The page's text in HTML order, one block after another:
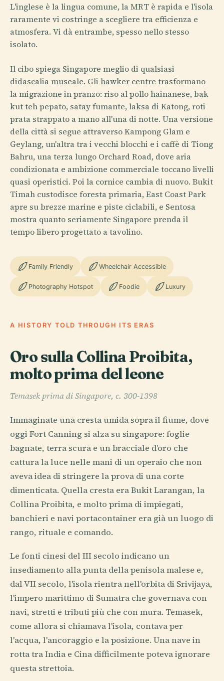
L'inglese è la lingua comune, la MRT è rapida e l'isola
raramente vi costringe a scegliere tra efficienza e
atmosfera. Vi dà entrambe, spesso nello stesso
isolato.
Il cibo spiega Singapore meglio di qualsiasi
didascalia museale. Gli hawker centre trasformano
la migrazione in pranzo: riso al pollo hainanese, bak
kut teh pepato, satay fumante, laksa di Katong, roti
prata strappato a mano all'una di notte. Una versione
della città si segue attraverso Kampong Glam e
Geylang, un'altra tra i vecchi blocchi e i caffè di Tiong
Bahru, una terza lungo Orchard Road, dove aria
condizionata e ambizione commerciale toccano livelli
quasi operistici. Poi la cornice cambia di nuovo. Bukit
Timah custodisce foresta primaria, East Coast Park
apre su brezze marine e piste ciclabili, e Sentosa
mostra quanto seriamente Singapore prenda il
tempo libero progettato a tavolino.
Family Friendly Wheelchair Accessible
Photography Hotspot Foodie Luxury
A HISTORY TOLD THROUGH ITS ERAS
Oro sulla Collina Proibita,
molto prima del leone
Temasek prima di Singapore, c. 300-1398
Immaginate una cresta umida sopra il fiume, dove
oggi Fort Canning si alza su singapore: foglie
bagnate, terra scura e un bracciale d'oro che
cattura la luce nelle mani di un operaio che non
aveva idea di stringere la prova di una corte
dimenticata. Quella cresta era Bukit Larangan, la
Collina Proibita, e molto prima di impiegati,
banchieri e navi portacontainer era già un luogo di
rango, rituale e comando.
Le fonti cinesi del III secolo indicano un
insediamento alla punta della penisola malese e,
dal VII secolo, l'isola rientra nell'orbita di Srivijaya,
l'impero marittimo di Sumatra che governava con
navi, stretti e tributi più che con mura. Temasek,
come allora si chiamava l'isola, contava per
l'acqua, l'ancoraggio e la posizione. Una nave in
rotta tra India e Cina difficilmente poteva ignorare
questa strettoia.